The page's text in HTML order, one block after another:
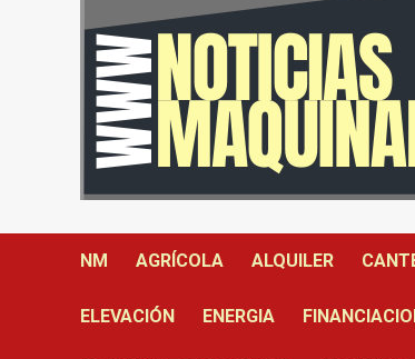
NM AGRÍCOLA ALQUILER
ELEVACIÓN ENERGIA